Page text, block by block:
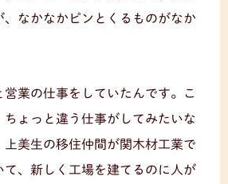
、なかなかピンとくるものがなか
営業の仕事をしていたんです。こ
ちょっと違う仕事がしてみたいな
上美生の移住仲間が関木材工業で
て、新しく工場を建てるのに人が